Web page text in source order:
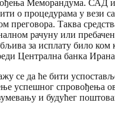
Меморандума. САД
о процедурама у вези
преговора. Таква
рачуну или
за исплату било ком
Централна банка
се да ће бити
успешног спровођења
и будућег